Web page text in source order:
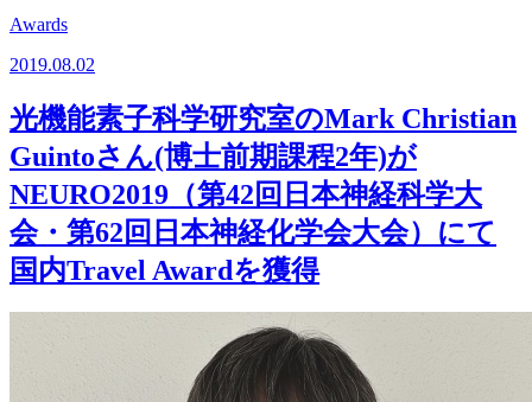
Awards
2019.08.02
光機能素子科学研究室のMark Christian
Guintoさん(博士前期課程2年)が
NEURO2019（第42回日本神経科学大
会・第62回日本神経化学会大会）にて
国内Travel Awardを獲得